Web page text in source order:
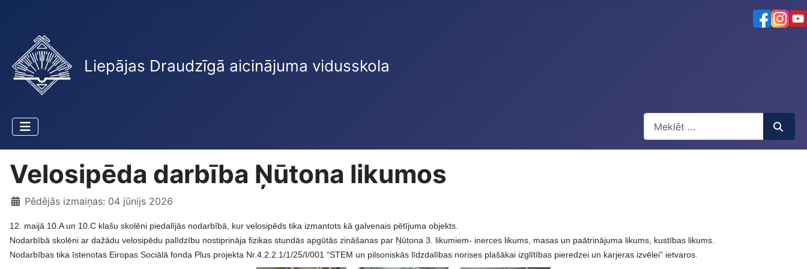
Liepājas Draudzīgā aicinājuma vidusskola
Type 2 or more characters for
Velosipēda darbība Ņūtona likumos
Pēdējās izmaiņas: 04 jūnijs 2026
12. maijā 10.A un 10.C klašu skolēni piedalījās nodarbībā, kur velosipēds tika izmantots kā galvenais pētījuma objekts.
Nodarbībā skolēni ar dažādu velosipēdu palīdzību nostiprināja fizikas stundās apgūtās zināšanas par Ņūtona 3. likumiem- inerces likums, masas un paātrinājuma likums, kustības likums.
Nodarbības tika īstenotas Eiropas Sociālā fonda Plus projekta Nr.4.2.2.1/1/25/I/001 “STEM un pilsoniskās līdzdalības norises plašākai izglītības pieredzei un karjeras izvēlei” ietvaros.